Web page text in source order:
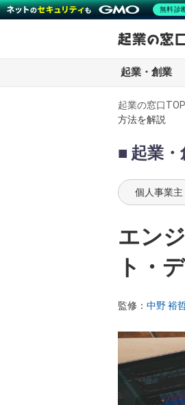
起業・創業
会社設立・法人化
起業家インタビュー
起業の窓口TOP
方法を解説
起業・
個人事業主
エン
ト・
監修： 中野 裕
無料診